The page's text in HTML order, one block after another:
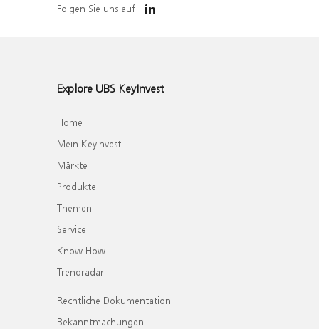
Folgen Sie uns auf
Explore UBS KeyInvest
Home
Mein KeyInvest
Märkte
Produkte
Themen
Service
Know How
Trendradar
Rechtliche Dokumentation
Bekanntmachungen